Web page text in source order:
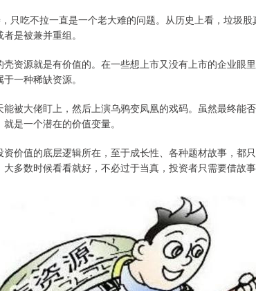
只吃不拉一直是一个老大难的问题。从历史上看，垃圾
是被兼并重组。
资源就是有价值的。在一些想上市又没有上市的企业眼
一种稀缺资源。
被大佬盯上，然后上演乌鸦变凤凰的戏码。虽然最终能
是一个潜在的价值变量。
价值的底层逻辑所在，至于成长性、各种题材故事，都
多数时候看看就好，不必过于当真，投资者只需要借故